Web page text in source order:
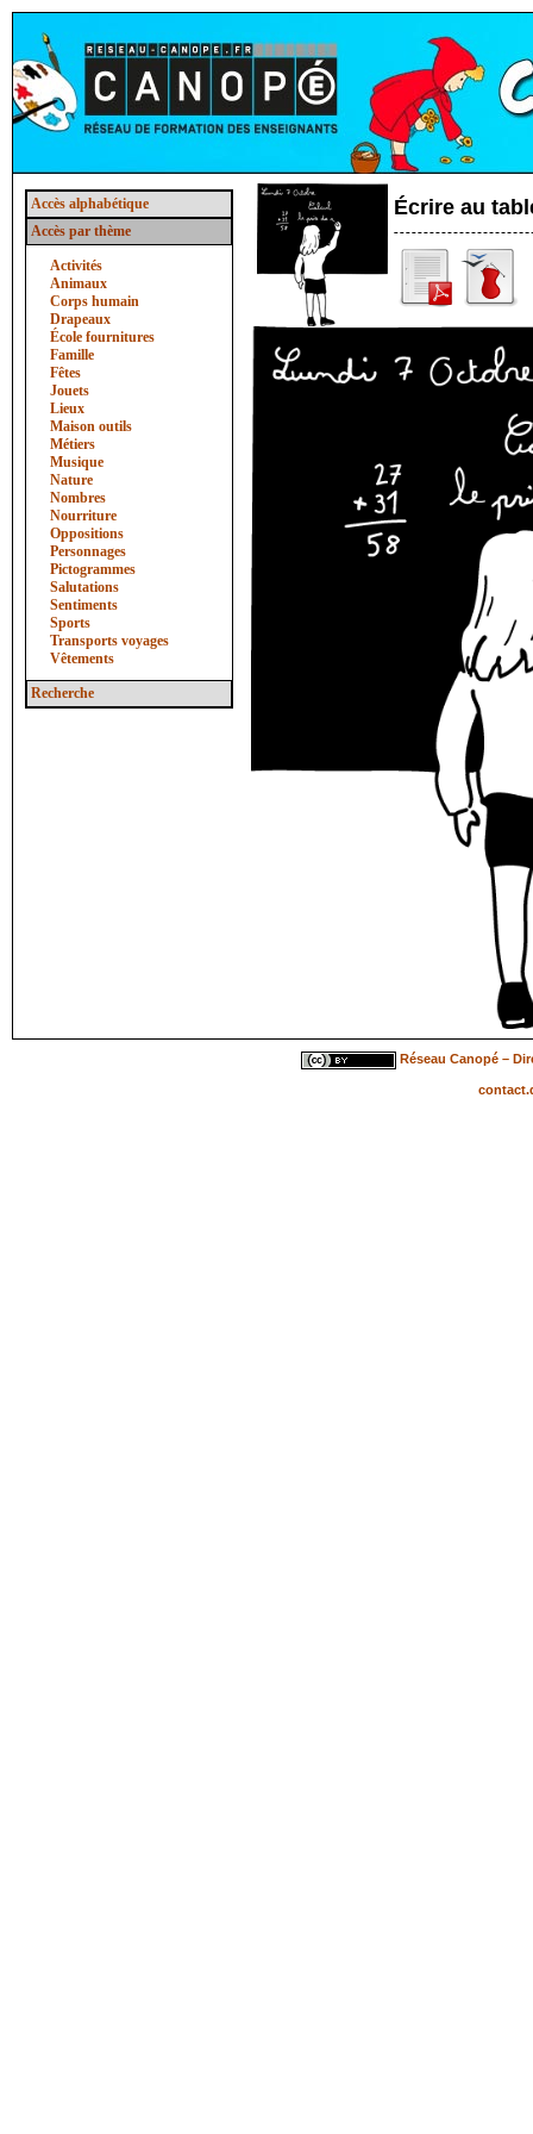
Accès alphabétique
Accès par thème
Activités
Animaux
Corps humain
Drapeaux
École fournitures
Famille
Fêtes
Jouets
Lieux
Maison outils
Métiers
Musique
Nature
Nombres
Nourriture
Oppositions
Personnages
Pictogrammes
Salutations
Sentiments
Sports
Transports voyages
Vêtements
Recherche
Écrire au
Réseau Canopé –